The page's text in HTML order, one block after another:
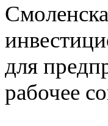
для
рабочее